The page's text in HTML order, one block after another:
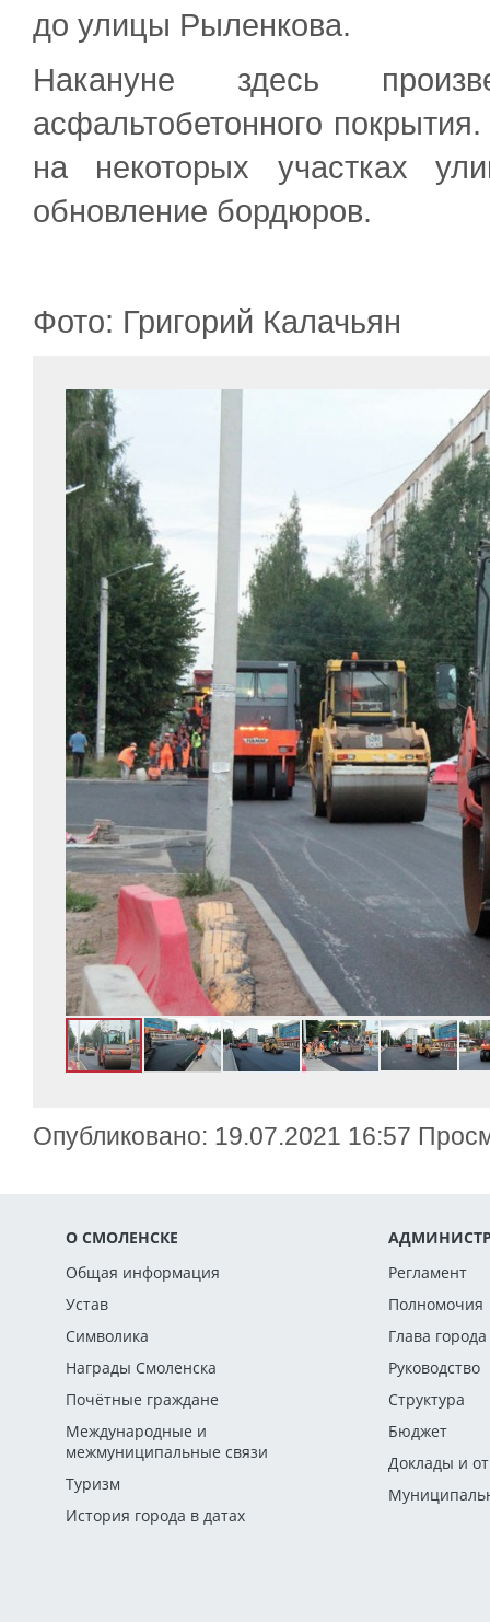
до улицы Рыленкова.
Накануне здесь
асфальтобетонного
на некоторых участках
обновление бордюров.
Фото: Григорий Калачьян
Опубликовано: 19.07.2021 16:57
О СМОЛЕНСКЕ
Общая информация
Устав
Символика
Награды Смоленска
Почётные граждане
Международные и
межмуниципальные связи
Туризм
История города в датах
Регламент
Полномочия
Глава города
Руководство
Структура
Бюджет
Доклады и